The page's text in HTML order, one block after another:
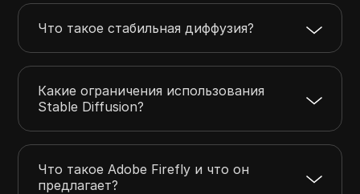
Что такое стабильная диффузия?
Какие ограничения использования
Stable Diffusion?
Что такое Adobe Firefly и что он
предлагает?